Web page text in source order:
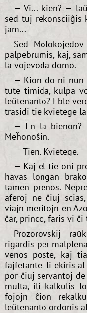
— Vi... kien? —
sed tuj rekonsciiĝis
jam...
Sed
palpebrumis, kaj,
la vojevoda domo.
— Kion do ni nun
tute timida, kulpa
leŭtenanto? Eble
trasidi tie kvietege
— En la bienon?
Meĥonoŝin.
— Tien. Kvietege.
— Kaj el tie oni
havas longan
tamen prenos.
aferoj ne ĉiuj
viajn meritojn en
ĉar, princo, faris vi
Prozorovskij
rigardis per
venos poste, kaj
fajfetante, li ekiris
por ĉiuj servantoj
multa, ili kalkulis
fojojn ĉion
leŭtenanto ordonis